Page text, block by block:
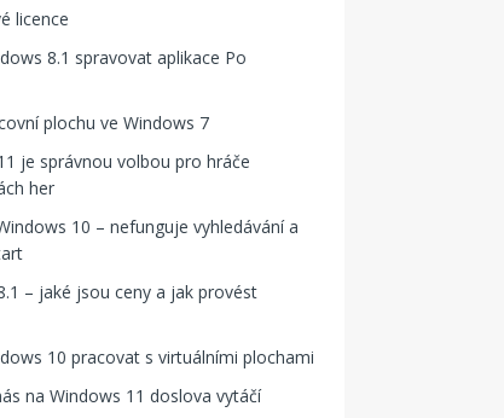
licence
8.1 spravovat aplikace Po
plochu ve Windows 7
je správnou volbou pro hráče
her
10 – nefunguje vyhledávání a
– jaké jsou ceny a jak provést
10 pracovat s virtuálními plochami
na Windows 11 doslova vytáčí